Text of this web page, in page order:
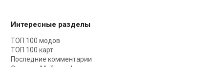
Интересные разделы
ТОП 100 модов
ТОП 100 карт
Последние комментарии